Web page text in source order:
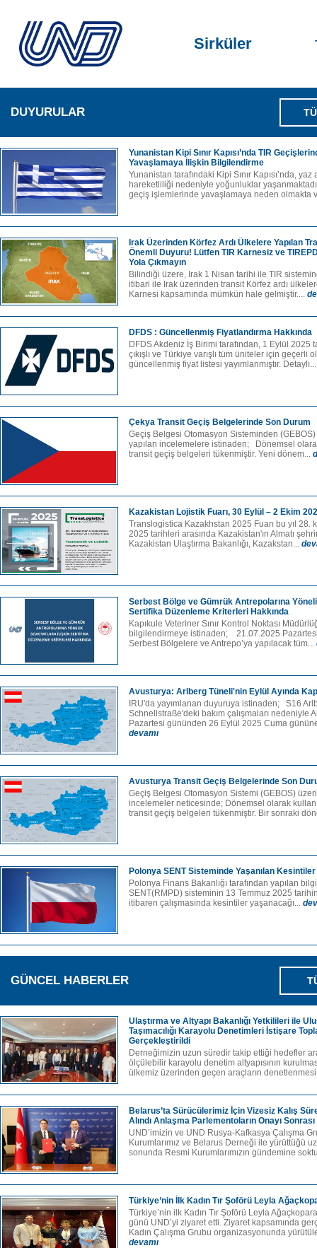
Sirküler
DUYURULAR
Yunanistan Kipi Sınır Kapısı’nda TIR
Yavaşlamaya İlişkin Bilgilendirme
Yunanistan tarafındaki Kipi Sınır Kapısı’nda,
hareketliliği nedeniyle yoğunluklar
geçiş işlemlerinde yavaşlamaya neden olmakta
Irak Üzerinden Körfez Ardı Ülkelere Yapılan
Önemli Duyuru! Lütfen TIR Karnesiz ve
Yola Çıkmayın
Bilindiği üzere, Irak 1 Nisan tarihi ile TIR
itibari ile Irak üzerinden transit Körfez ardı
Karnesi kapsamında mümkün hale gelmiştir....
DFDS : Güncellenmiş Fiyatlandırma Hakkında
DFDS Akdeniz İş Birimi tarafından, 1 Eylül 2025
çıkışlı ve Türkiye varışlı tüm üniteler için geçerli
güncellenmiş fiyat listesi yayımlanmıştır.
Çekya Transit Geçiş Belgelerinde Son Durum
Geçiş Belgesi Otomasyon Sisteminden
yapılan incelemelere istinaden; Dönemsel
transit geçiş belgeleri tükenmiştir. Yeni dönem...
Kazakistan Lojistik Fuarı, 30 Eylül – 2 Ekim
Translogistica Kazakhstan 2025 Fuarı bu yıl 28.
2025 tarihleri arasında Kazakistan'ın Almatı
Kazakistan Ulaştırma Bakanlığı, Kazakstan...
Serbest Bölge ve Gümrük Antrepolarına
Sertifika Düzenleme Kriterleri Hakkında
Kapıkule Veteriner Sınır Kontrol Noktası
bilgilendirmeye istinaden; 21.07.2025
Serbest Bölgelere ve Antrepo’ya yapılacak tüm...
Avusturya: Arlberg Tüneli'nin Eylül Ayında
IRU'da yayımlanan duyuruya istinaden; S16
Schnellstraße'deki bakım çalışmaları nedeniyle
Pazartesi gününden 26 Eylül 2025 Cuma
devamı
Avusturya Transit Geçiş Belgelerinde Son
Geçiş Belgesi Otomasyon Sistemi (GEBOS)
incelemeler neticesinde; Dönemsel olarak
transit geçiş belgeleri tükenmiştir. Bir sonraki
Polonya SENT Sisteminde Yaşanılan Kesintiler
Polonya Finans Bakanlığı tarafından yapılan
SENT(RMPD) sisteminin 13 Temmuz 2025
itibaren çalışmasında kesintiler yaşanacağı...
GÜNCEL HABERLER
Ulaştırma ve Altyapı Bakanlığı Yetkilileri ile
Taşımacılığı Karayolu Denetimleri İstişare
Gerçekleştirildi
Derneğimizin uzun süredir takip ettiği hedefler
ölçülebilir karayolu denetim altyapısının
ülkemiz üzerinden geçen araçların
Belarus’ta Sürücülerimiz İçin Vizesiz Kalış
Alındı Anlaşma Parlementoların Onayı
UND’imizin ve UND Rusya-Kafkasya Çalışma
Kurumlarımız ve Belarus Derneği ile yürüttüğü
sonunda Resmi Kurumlarımızın gündemine
Türkiye’nin İlk Kadın Tır Şoförü Leyla
Türkiye’nin ilk Kadın Tır Şoförü Leyla
günü UND’yi ziyaret etti. Ziyaret kapsamında
Kadın Çalışma Grubu organizasyonunda
devamı